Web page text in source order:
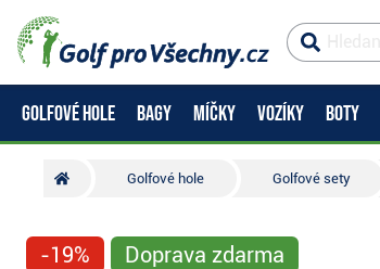
GOLFOVÉ HOLE BAGY MÍČKY VOZÍKY BOTY
Golfové hole Golfové sety
-19% Doprava zdarma